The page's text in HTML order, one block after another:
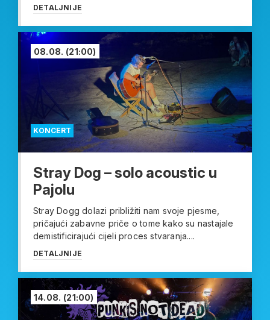
DETALJNIJE
KONCERT
08.08. (21:00)
Stray Dog – solo acoustic u
Pajolu
Stray Dogg dolazi približiti nam svoje pjesme,
pričajući zabavne priče o tome kako su nastajale
demistificirajući cijeli proces stvaranja....
DETALJNIJE
14.08. (21:00)